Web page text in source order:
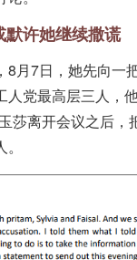
许她继续撒谎
8月7日，她先向一
人党最高层三人，
莎离开会议之后，